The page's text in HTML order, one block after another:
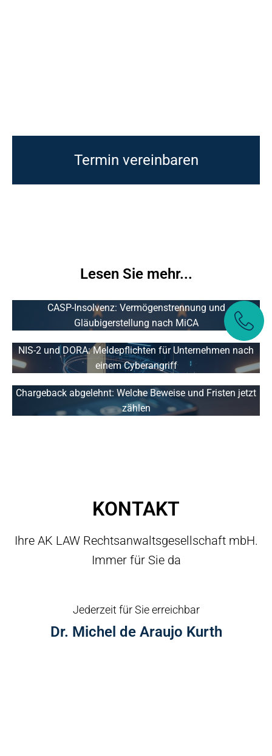
Termin vereinbaren
Lesen Sie mehr...
CASP-Insolvenz: Vermögenstrennung und
Gläubigerstellung nach MiCA
NIS-2 und DORA: Meldepflichten für Unternehmen nach
einem Cyberangriff
Chargeback abgelehnt: Welche Beweise und Fristen jetzt
zählen
KONTAKT
Ihre AK LAW Rechtsanwaltsgesellschaft mbH.
Immer für Sie da
Jederzeit für Sie erreichbar
Dr. Michel de Araujo Kurth